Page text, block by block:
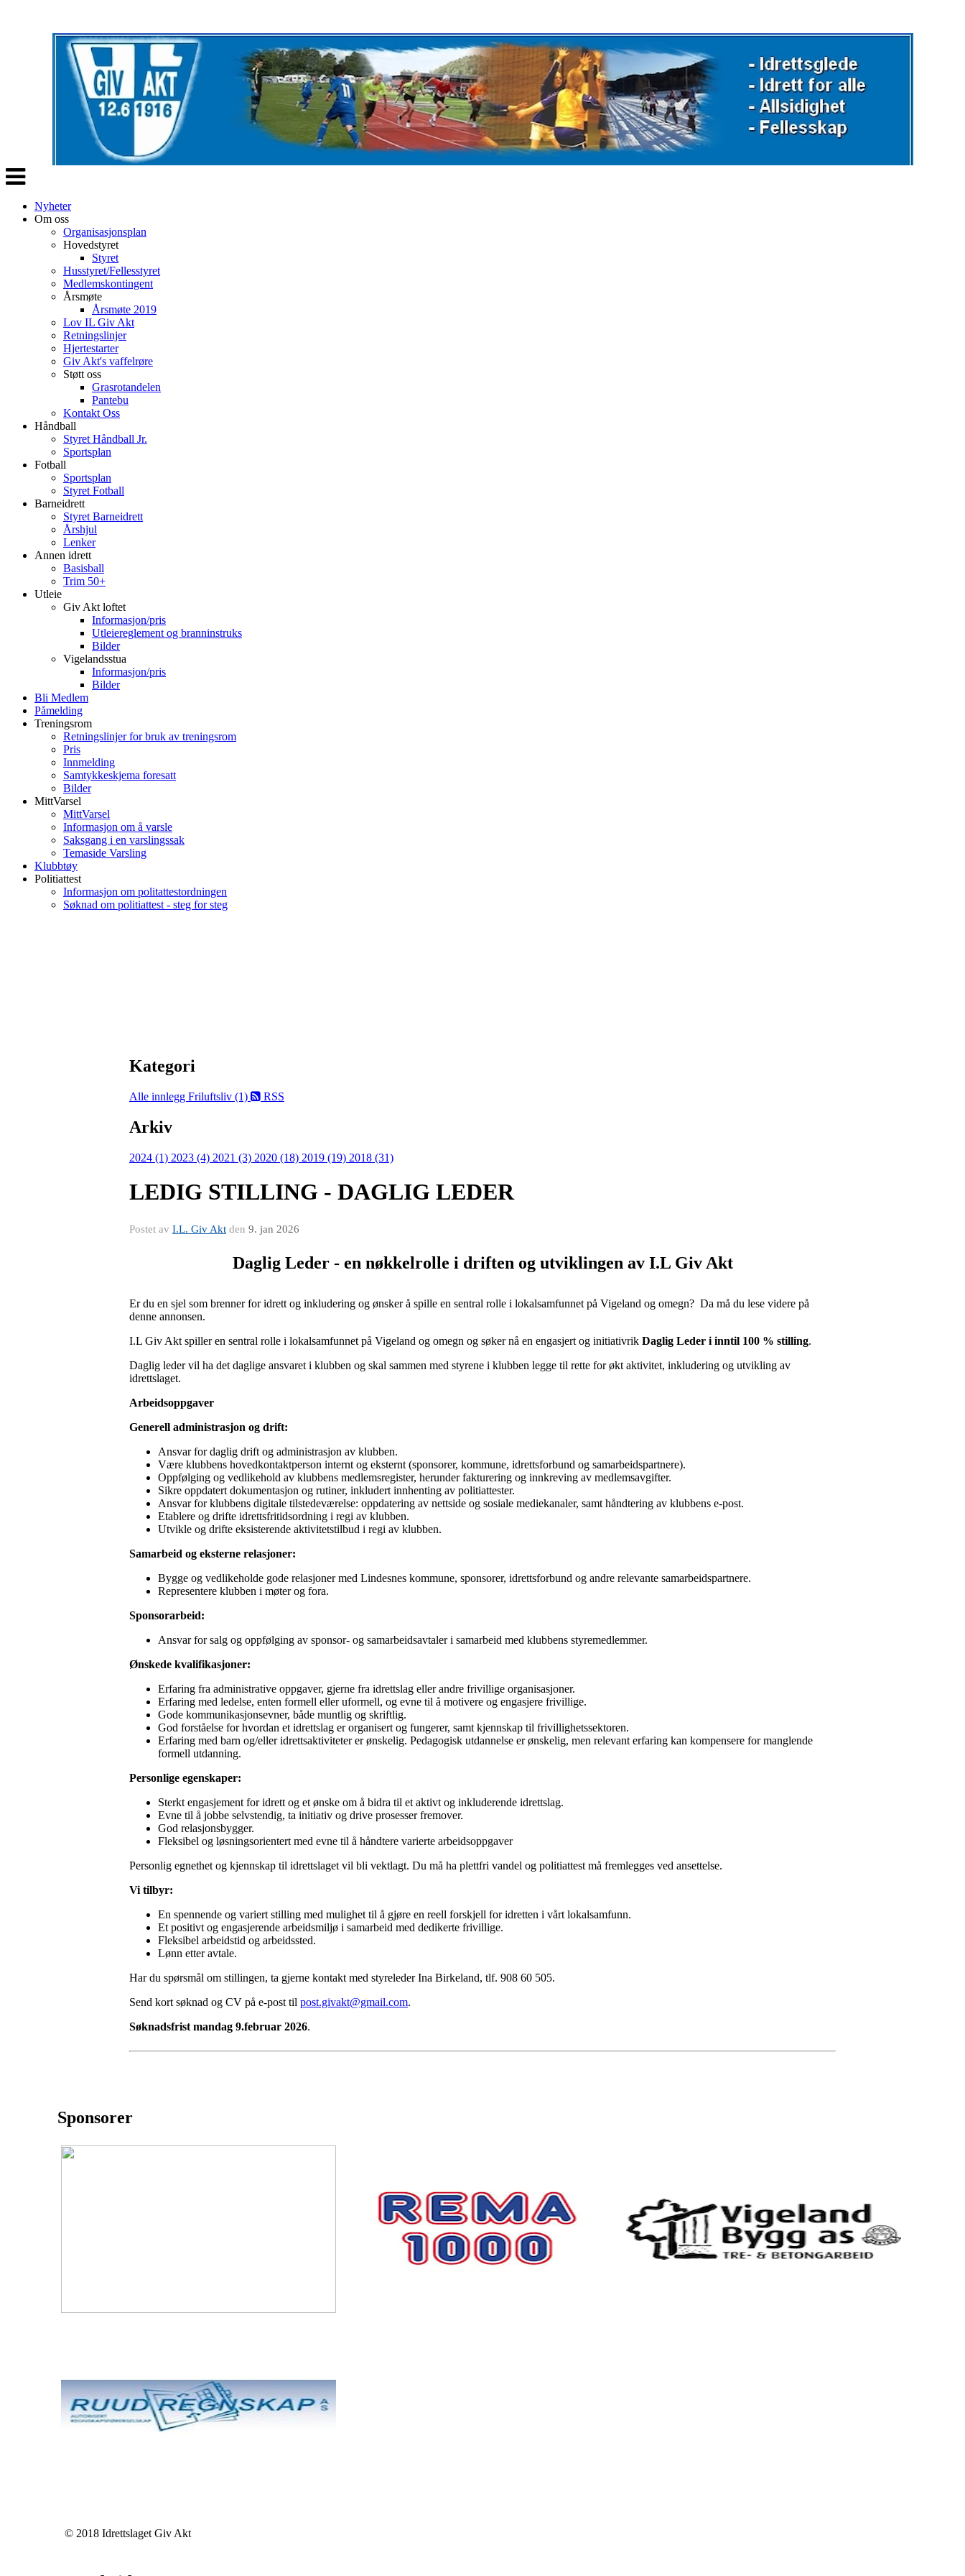
Veksle
navigasjon
Nyheter
Om oss
Organisasjonsplan
Hovedstyret
Styret
Husstyret/Fellesstyret
Medlemskontingent
Årsmøte
Årsmøte 2019
Lov IL Giv Akt
Retningslinjer
Hjertestarter
Giv Akt's vaffelrøre
Støtt oss
Grasrotandelen
Pantebu
Kontakt Oss
Håndball
Styret Håndball Jr.
Sportsplan
Fotball
Sportsplan
Styret Fotball
Barneidrett
Styret Barneidrett
Årshjul
Lenker
Annen idrett
Basisball
Trim 50+
Utleie
Giv Akt loftet
Informasjon/pris
Utleiereglement og branninstruks
Bilder
Vigelandsstua
Informasjon/pris
Bilder
Bli Medlem
Påmelding
Treningsrom
Retningslinjer for bruk av treningsrom
Pris
Innmelding
Samtykkeskjema foresatt
Bilder
MittVarsel
MittVarsel
Informasjon om å varsle
Saksgang i en varslingssak
Temaside Varsling
Klubbtøy
Politiattest
Informasjon om politattestordningen
Søknad om politiattest - steg for steg
Kategori
Alle innlegg Friluftsliv (1) RSS
Arkiv
2024 (1) 2023 (4) 2021 (3) 2020 (18) 2019 (19) 2018 (31)
LEDIG STILLING - DAGLIG LEDER
Postet av I.L. Giv Akt den 9. jan 2026
Daglig Leder - en nøkkelrolle i driften og utviklingen av I.L Giv Akt
Er du en sjel som brenner for idrett og inkludering og ønsker å spille en sentral rolle i lokalsamfunnet på Vigeland og omegn? Da må du lese videre på
denne annonsen.
I.L Giv Akt spiller en sentral rolle i lokalsamfunnet på Vigeland og omegn og søker nå en engasjert og initiativrik Daglig Leder i inntil 100 % stilling.
Daglig leder vil ha det daglige ansvaret i klubben og skal sammen med styrene i klubben legge til rette for økt aktivitet, inkludering og utvikling av
idrettslaget.
Arbeidsoppgaver
Generell administrasjon og drift:
Ansvar for daglig drift og administrasjon av klubben.
Være klubbens hovedkontaktperson internt og eksternt (sponsorer, kommune, idrettsforbund og samarbeidspartnere).
Oppfølging og vedlikehold av klubbens medlemsregister, herunder fakturering og innkreving av medlemsavgifter.
Sikre oppdatert dokumentasjon og rutiner, inkludert innhenting av politiattester.
Ansvar for klubbens digitale tilstedeværelse: oppdatering av nettside og sosiale mediekanaler, samt håndtering av klubbens e-post.
Etablere og drifte idrettsfritidsordning i regi av klubben.
Utvikle og drifte eksisterende aktivitetstilbud i regi av klubben.
Samarbeid og eksterne relasjoner:
Bygge og vedlikeholde gode relasjoner med Lindesnes kommune, sponsorer, idrettsforbund og andre relevante samarbeidspartnere.
Representere klubben i møter og fora.
Sponsorarbeid:
Ansvar for salg og oppfølging av sponsor- og samarbeidsavtaler i samarbeid med klubbens styremedlemmer.
Ønskede kvalifikasjoner:
Erfaring fra administrative oppgaver, gjerne fra idrettslag eller andre frivillige organisasjoner.
Erfaring med ledelse, enten formell eller uformell, og evne til å motivere og engasjere frivillige.
Gode kommunikasjonsevner, både muntlig og skriftlig.
God forståelse for hvordan et idrettslag er organisert og fungerer, samt kjennskap til frivillighetssektoren.
Erfaring med barn og/eller idrettsaktiviteter er ønskelig. Pedagogisk utdannelse er ønskelig, men relevant erfaring kan kompensere for manglende
formell utdanning.
Personlige egenskaper:
Sterkt engasjement for idrett og et ønske om å bidra til et aktivt og inkluderende idrettslag.
Evne til å jobbe selvstendig, ta initiativ og drive prosesser fremover.
God relasjonsbygger.
Fleksibel og løsningsorientert med evne til å håndtere varierte arbeidsoppgaver
Personlig egnethet og kjennskap til idrettslaget vil bli vektlagt. Du må ha plettfri vandel og politiattest må fremlegges ved ansettelse.
Vi tilbyr:
En spennende og variert stilling med mulighet til å gjøre en reell forskjell for idretten i vårt lokalsamfunn.
Et positivt og engasjerende arbeidsmiljø i samarbeid med dedikerte frivillige.
Fleksibel arbeidstid og arbeidssted.
Lønn etter avtale.
Har du spørsmål om stillingen, ta gjerne kontakt med styreleder Ina Birkeland, tlf. 908 60 505.
Send kort søknad og CV på e-post til post.givakt@gmail.com.
Søknadsfrist mandag 9.februar 2026.
Sponsorer
© 2018 Idrettslaget Giv Akt